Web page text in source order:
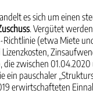
es sich um einen
. Vergütet werden
Richtlinie (etwa Miete
die zwischen
ein pauschaler
erwirtschafteten